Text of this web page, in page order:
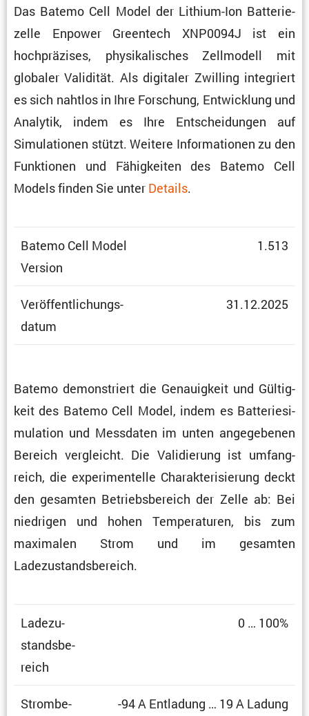
Das Batemo Cell Model der Lithium-Ion Batte­rie­
zelle Enpower Green­tech XNP0094J ist ein
hochprä­zises, physi­ka­li­sches Zellmo­dell mit
globaler Validität. Als digitaler Zwilling integriert
es sich nahtlos in Ihre Forschung, Entwick­lung und
Analytik, indem es Ihre Entschei­dungen auf
Simula­tionen stützt. Weitere Infor­ma­tionen zu den
Funktionen und Fähig­keiten des Batemo Cell
Models finden Sie unter Details.
Batemo Cell Model
Version
1.513
Veröf­fent­li­chungs­
datum
31.12.2025
Batemo demons­triert die Genau­ig­keit und Gültig­
keit des Batemo Cell Model, indem es Batte­rie­si­
mu­la­tion und Messdaten im unten angege­benen
Bereich vergleicht. Die Validie­rung ist umfang­
reich, die experi­men­telle Charak­te­ri­sie­rung deckt
den gesamten Betriebs­be­reich der Zelle ab: Bei
niedrigen und hohen Tempe­ra­turen, bis zum
maximalen Strom und im gesamten
Ladezustandsbereich.
Ladezu­
stands­be­
reich
0 … 100%
Strom­be­
-94 A Entla­dung … 19 A Ladung